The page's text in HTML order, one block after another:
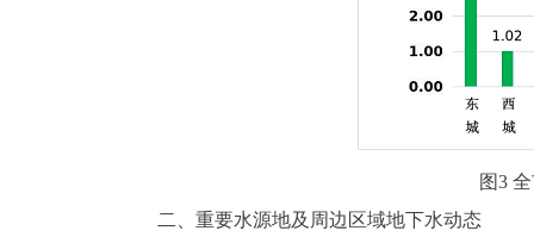
图3
二、重要水源地及周边区域地下水动态